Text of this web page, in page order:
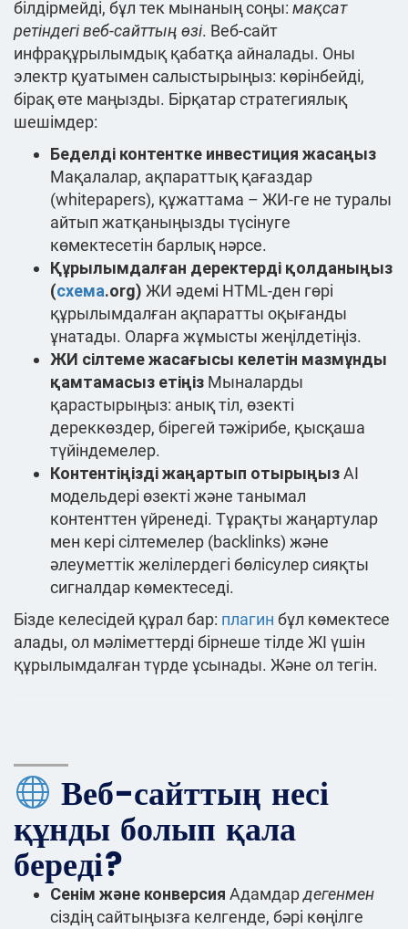
білдірмейді, бұл тек мынаның соңы: мақсат
ретіндегі веб-сайттың өзі. Веб-сайт
инфрақұрылымдық қабатқа айналады. Оны
электр қуатымен салыстырыңыз: көрінбейді,
бірақ өте маңызды. Бірқатар стратегиялық
шешімдер:
Беделді контентке инвестиция жасаңыз
Мақалалар, ақпараттық қағаздар
(whitepapers), құжаттама – ЖИ-ге не туралы
айтып жатқаныңызды түсінуге
көмектесетін барлық нәрсе.
Құрылымдалған деректерді қолданыңыз
(схема.org) ЖИ әдемі HTML-ден гөрі
құрылымдалған ақпаратты оқығанды
ұнатады. Оларға жұмысты жеңілдетіңіз.
ЖИ сілтеме жасағысы келетін мазмұнды
қамтамасыз етіңіз Мыналарды
қарастырыңыз: анық тіл, өзекті
дереккөздер, бірегей тәжірибе, қысқаша
түйіндемелер.
Контентіңізді жаңартып отырыңызAI
модельдері өзекті және танымал
контенттен үйренеді. Тұрақты жаңартулар
мен кері сілтемелер (backlinks) және
әлеуметтік желілердегі бөлісулер сияқты
сигналдар көмектеседі.
Бізде келесідей құрал бар: плагин бұл көмектесе
алады, ол мәліметтерді бірнеше тілде ЖІ үшін
құрылымдалған түрде ұсынады. Және ол тегін.
Веб-сайттың несі
құнды болып қала
береді?
Сенім және конверсия Адамдардегенмен
сіздің сайтыңызға келгенде, бәрі көңілге